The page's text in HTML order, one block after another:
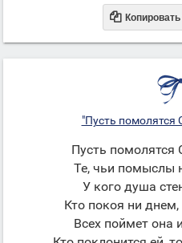
 Копировать
"Пусть помолятся
Пусть помолятся
Те, чьи помыслы
У кого душа
Кто покоя ни
Всех поймет она